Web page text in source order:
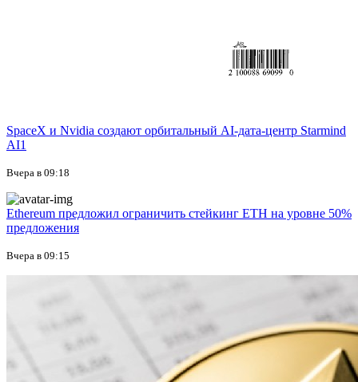
SpaceX и Nvidia создают орбитальный AI-дата-центр Starmind
AI1
Вчера в 09:18
Ethereum предложил ограничить стейкинг ETH на уровне 50%
предложения
Вчера в 09:15